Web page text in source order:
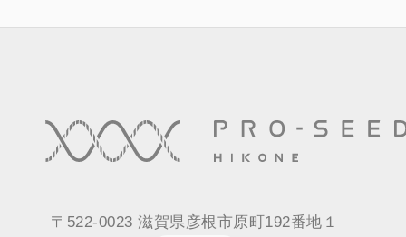
〒522-0023 滋賀県彦根市原町192番地１